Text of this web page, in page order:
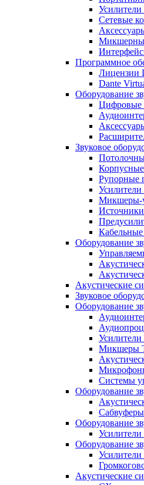
Усилители
Сетевые
Программное
Лицензии
Dante
Оборудование
Цифровые
Звуковое
Рупорные
Микшеры-
Оборудование
Акустические
Звуковое
Оборудование
Усилители
Микшеры
Системы
Оборудование
Оборудование
Оборудование
Усилители
Акустические